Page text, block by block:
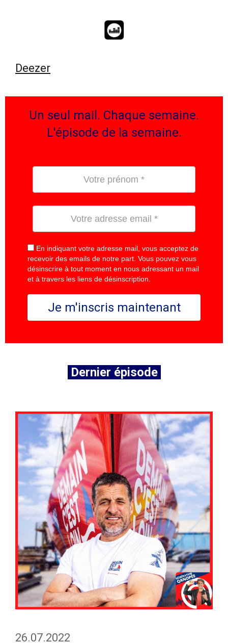
Deezer
Un seul mail. Chaque semaine.
L'épisode de la semaine.
En indiquant votre adresse mail, vous acceptez de
recevoir des emails de notre part. Vous pouvez vous
désinscrire à tout moment en nous adressant un mail
et à travers les liens de désinscription.
Je m'inscris maintenant
Dernier épisode
26.07.2022